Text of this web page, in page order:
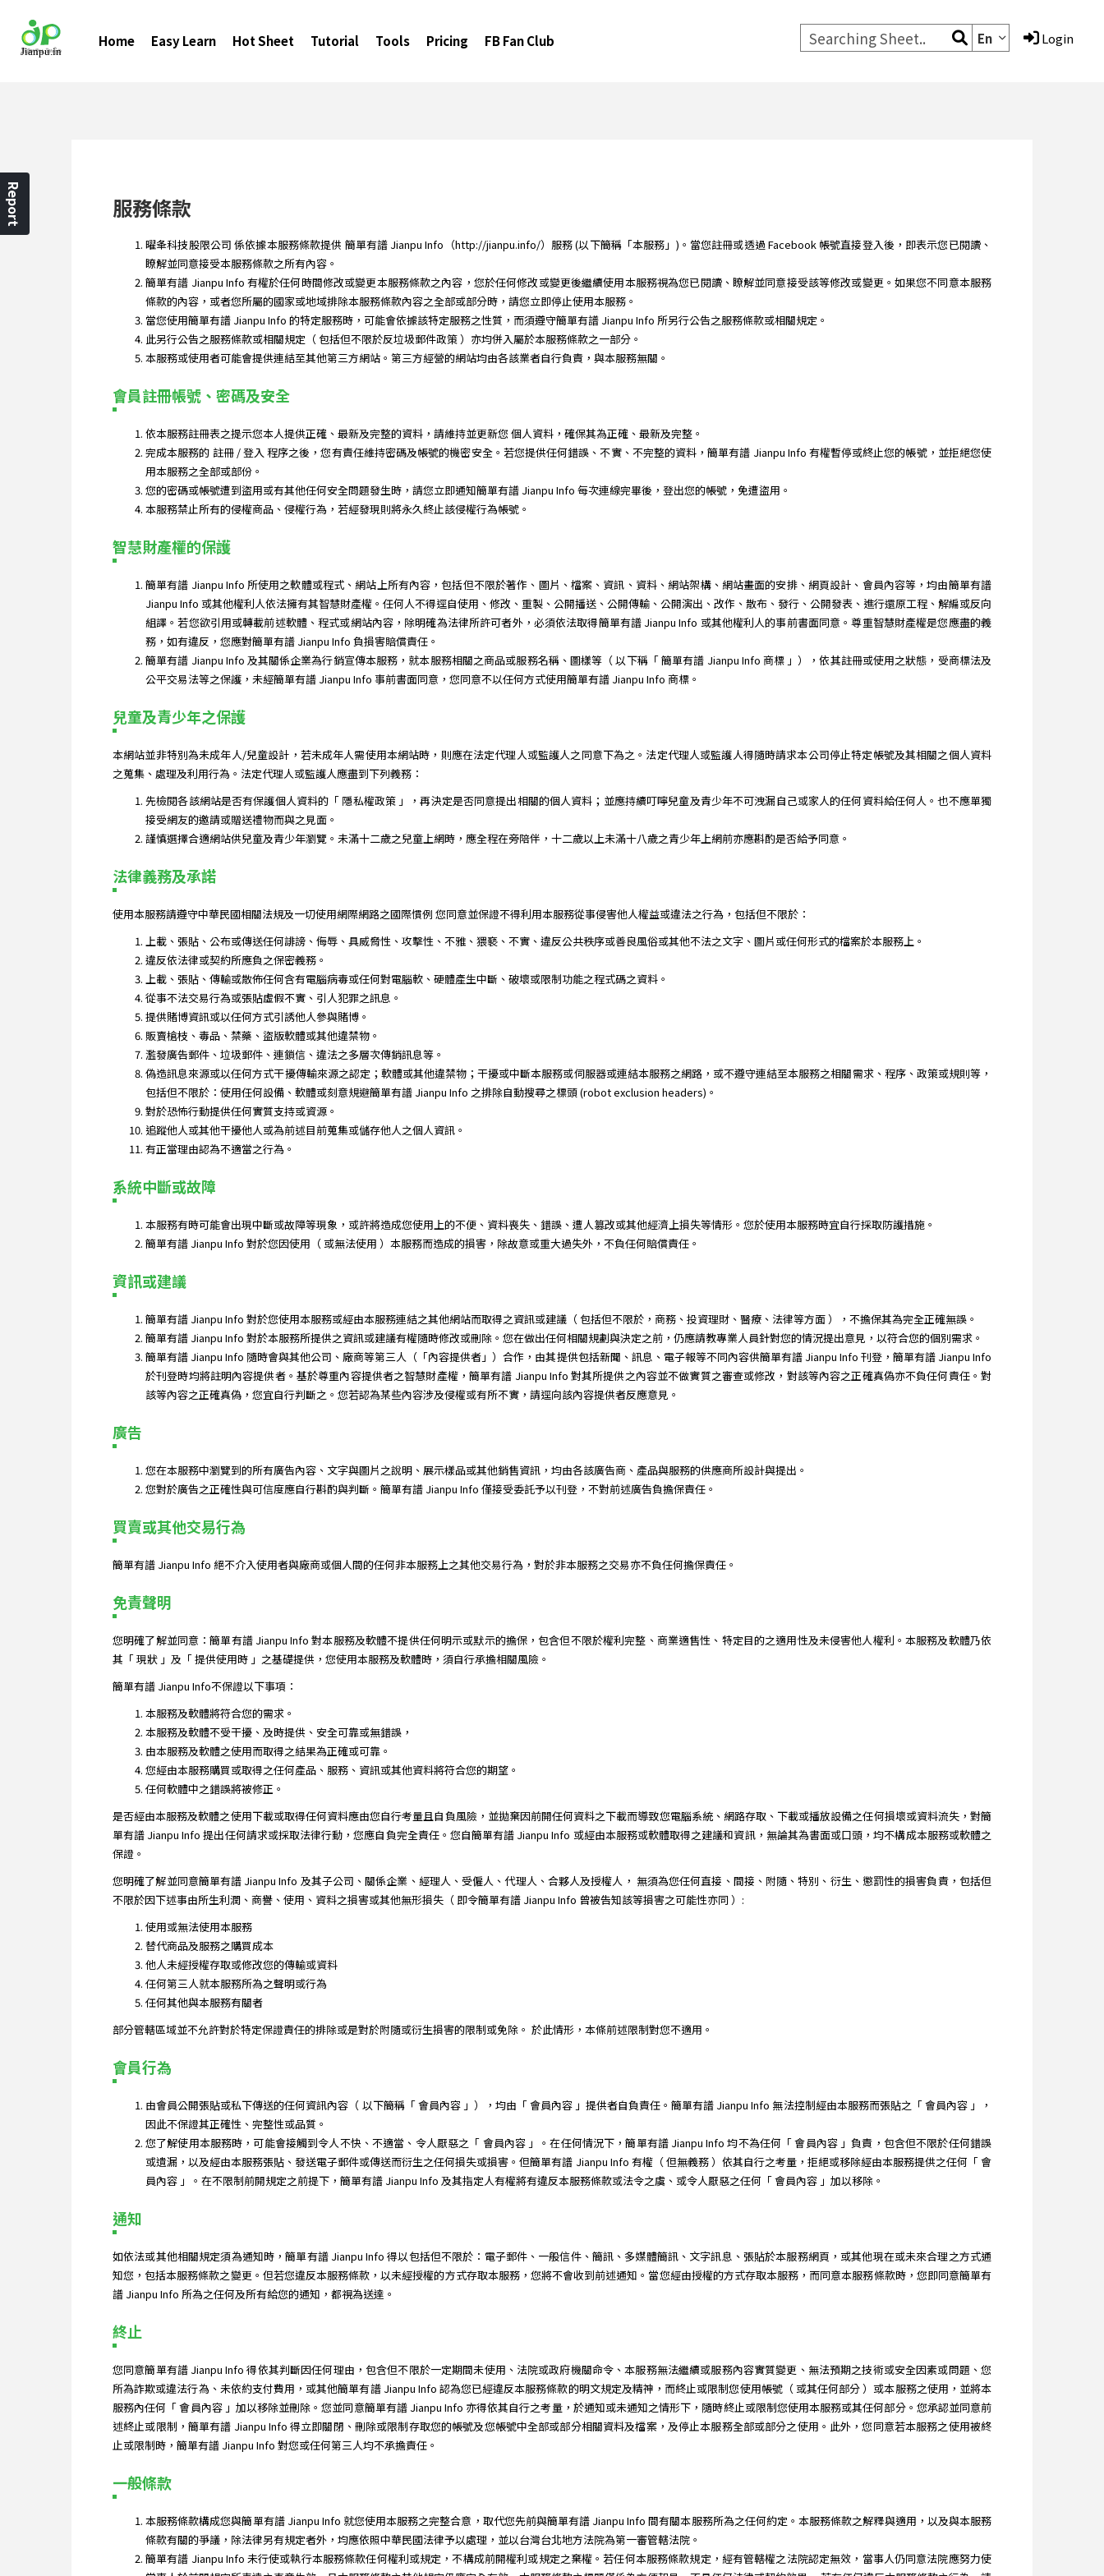
Home Easy Learn Hot Sheet Tutorial Tools Pricing FB Fan Club En Login
服務條款
曜夆科技股限公司 係依據本服務條款提供 簡單有譜 Jianpu Info（http://jianpu.info/）服務 (以下簡稱「本服務」)。當您註冊或透過 Facebook 帳號直接登入後，即表示您已閱讀、
瞭解並同意接受本服務條款之所有內容。
簡單有譜 Jianpu Info 有權於任何時間修改或變更本服務條款之內容，您於任何修改或變更後繼續使用本服務視為您已閱讀、瞭解並同意接受該等修改或變更。如果您不同意本服務
條款的內容，或者您所屬的國家或地域排除本服務條款內容之全部或部分時，請您立即停止使用本服務。
當您使用簡單有譜 Jianpu Info 的特定服務時，可能會依據該特定服務之性質，而須遵守簡單有譜 Jianpu Info 所另行公告之服務條款或相關規定。
此另行公告之服務條款或相關規定（ 包括但不限於反垃圾郵件政策 ）亦均併入屬於本服務條款之一部分。
本服務或使用者可能會提供連結至其他第三方網站。第三方經營的網站均由各該業者自行負責，與本服務無關。
會員註冊帳號、密碼及安全
依本服務註冊表之提示您本人提供正確、最新及完整的資料，請維持並更新您 個人資料，確保其為正確、最新及完整。
完成本服務的 註冊 / 登入 程序之後，您有責任維持密碼及帳號的機密安全。若您提供任何錯誤、不實、不完整的資料，簡單有譜 Jianpu Info 有權暫停或終止您的帳號，並拒絕您使
用本服務之全部或部份。
您的密碼或帳號遭到盜用或有其他任何安全問題發生時，請您立即通知簡單有譜 Jianpu Info 每次連線完畢後，登出您的帳號，免遭盜用。
本服務禁止所有的侵權商品、侵權行為，若經發現則將永久終止該侵權行為帳號。
智慧財產權的保護
簡單有譜 Jianpu Info 所使用之軟體或程式、網站上所有內容，包括但不限於著作、圖片、檔案、資訊、資料、網站架構、網站畫面的安排、網頁設計、會員內容等，均由簡單有譜
Jianpu Info 或其他權利人依法擁有其智慧財產權。任何人不得逕自使用、修改、重製、公開播送、公開傳輸、公開演出、改作、散布、發行、公開發表、進行還原工程、解編或反向
組譯。若您欲引用或轉載前述軟體、程式或網站內容，除明確為法律所許可者外，必須依法取得簡單有譜 Jianpu Info 或其他權利人的事前書面同意。尊重智慧財產權是您應盡的義
務，如有違反，您應對簡單有譜 Jianpu Info 負損害賠償責任。
簡單有譜 Jianpu Info 及其關係企業為行銷宣傳本服務，就本服務相關之商品或服務名稱、圖樣等（ 以下稱「 簡單有譜 Jianpu Info 商標 」），依其註冊或使用之狀態，受商標法及
公平交易法等之保護，未經簡單有譜 Jianpu Info 事前書面同意，您同意不以任何方式使用簡單有譜 Jianpu Info 商標。
兒童及青少年之保護
本網站並非特別為未成年人/兒童設計，若未成年人需使用本網站時，則應在法定代理人或監護人之同意下為之。法定代理人或監護人得隨時請求本公司停止特定帳號及其相關之個人資料
之蒐集、處理及利用行為。法定代理人或監護人應盡到下列義務：
先檢閱各該網站是否有保護個人資料的「 隱私權政策 」，再決定是否同意提出相關的個人資料；並應持續叮嚀兒童及青少年不可洩漏自己或家人的任何資料給任何人。也不應單獨
接受網友的邀請或贈送禮物而與之見面。
謹慎選擇合適網站供兒童及青少年瀏覽。未滿十二歲之兒童上網時，應全程在旁陪伴，十二歲以上未滿十八歲之青少年上網前亦應斟酌是否給予同意。
法律義務及承諾
使用本服務請遵守中華民國相關法規及一切使用網際網路之國際慣例 您同意並保證不得利用本服務從事侵害他人權益或違法之行為，包括但不限於：
上載、張貼、公布或傳送任何誹謗、侮辱、具威脅性、攻擊性、不雅、猥褻、不實、違反公共秩序或善良風俗或其他不法之文字、圖片或任何形式的檔案於本服務上。
違反依法律或契約所應負之保密義務。
上載、張貼、傳輸或散佈任何含有電腦病毒或任何對電腦軟、硬體產生中斷、破壞或限制功能之程式碼之資料。
從事不法交易行為或張貼虛假不實、引人犯罪之訊息。
提供賭博資訊或以任何方式引誘他人參與賭博。
販賣槍枝、毒品、禁藥、盜版軟體或其他違禁物。
濫發廣告郵件、垃圾郵件、連鎖信、違法之多層次傳銷訊息等。
偽造訊息來源或以任何方式干擾傳輸來源之認定；軟體或其他違禁物；干擾或中斷本服務或伺服器或連結本服務之網路，或不遵守連結至本服務之相關需求、程序、政策或規則等，
包括但不限於：使用任何設備、軟體或刻意規避簡單有譜 Jianpu Info 之排除自動搜尋之標頭 (robot exclusion headers)。
對於恐怖行動提供任何實質支持或資源。
追蹤他人或其他干擾他人或為前述目前蒐集或儲存他人之個人資訊。
有正當理由認為不適當之行為。
系統中斷或故障
本服務有時可能會出現中斷或故障等現象，或許將造成您使用上的不便、資料喪失、錯誤、遭人篡改或其他經濟上損失等情形。您於使用本服務時宜自行採取防護措施。
簡單有譜 Jianpu Info 對於您因使用（ 或無法使用 ）本服務而造成的損害，除故意或重大過失外，不負任何賠償責任。
資訊或建議
簡單有譜 Jianpu Info 對於您使用本服務或經由本服務連結之其他網站而取得之資訊或建議（ 包括但不限於，商務、投資理財、醫療、法律等方面 ），不擔保其為完全正確無誤。
簡單有譜 Jianpu Info 對於本服務所提供之資訊或建議有權隨時修改或刪除。您在做出任何相關規劃與決定之前，仍應請教專業人員針對您的情況提出意見，以符合您的個別需求。
簡單有譜 Jianpu Info 隨時會與其他公司、廠商等第三人（「內容提供者」）合作，由其提供包括新聞、訊息、電子報等不同內容供簡單有譜 Jianpu Info 刊登，簡單有譜 Jianpu Info
於刊登時均將註明內容提供者。基於尊重內容提供者之智慧財產權，簡單有譜 Jianpu Info 對其所提供之內容並不做實質之審查或修改，對該等內容之正確真偽亦不負任何責任。對
該等內容之正確真偽，您宜自行判斷之。您若認為某些內容涉及侵權或有所不實，請逕向該內容提供者反應意見。
廣告
您在本服務中瀏覽到的所有廣告內容、文字與圖片之說明、展示樣品或其他銷售資訊，均由各該廣告商、產品與服務的供應商所設計與提出。
您對於廣告之正確性與可信度應自行斟酌與判斷。簡單有譜 Jianpu Info 僅接受委託予以刊登，不對前述廣告負擔保責任。
買賣或其他交易行為
簡單有譜 Jianpu Info 絕不介入使用者與廠商或個人間的任何非本服務上之其他交易行為，對於非本服務之交易亦不負任何擔保責任。
免責聲明
您明確了解並同意：簡單有譜 Jianpu Info 對本服務及軟體不提供任何明示或默示的擔保，包含但不限於權利完整、商業適售性、特定目的之適用性及未侵害他人權利。本服務及軟體乃依
其「 現狀 」及「 提供使用時 」之基礎提供，您使用本服務及軟體時，須自行承擔相關風險。
簡單有譜 Jianpu Info不保證以下事項：
本服務及軟體將符合您的需求。
本服務及軟體不受干擾、及時提供、安全可靠或無錯誤，
由本服務及軟體之使用而取得之結果為正確或可靠。
您經由本服務購買或取得之任何產品、服務、資訊或其他資料將符合您的期望。
任何軟體中之錯誤將被修正。
是否經由本服務及軟體之使用下載或取得任何資料應由您自行考量且自負風險，並拋棄因前開任何資料之下載而導致您電腦系統、網路存取、下載或播放設備之任何損壞或資料流失，對簡
單有譜 Jianpu Info 提出任何請求或採取法律行動，您應自負完全責任。您自簡單有譜 Jianpu Info 或經由本服務或軟體取得之建議和資訊，無論其為書面或口頭，均不構成本服務或軟體之
保證。
您明確了解並同意簡單有譜 Jianpu Info 及其子公司、關係企業、經理人、受僱人、代理人、合夥人及授權人， 無須為您任何直接、間接、附隨、特別、衍生、懲罰性的損害負責，包括但
不限於因下述事由所生利潤、商譽、使用、資料之損害或其他無形損失（ 即令簡單有譜 Jianpu Info 曾被告知該等損害之可能性亦同 ）:
使用或無法使用本服務
替代商品及服務之購買成本
他人未經授權存取或修改您的傳輸或資料
任何第三人就本服務所為之聲明或行為
任何其他與本服務有關者
部分管轄區域並不允許對於特定保證責任的排除或是對於附隨或衍生損害的限制或免除。 於此情形，本條前述限制對您不適用。
會員行為
由會員公開張貼或私下傳送的任何資訊內容（ 以下簡稱「 會員內容 」），均由「 會員內容 」提供者自負責任。簡單有譜 Jianpu Info 無法控制經由本服務而張貼之「 會員內容 」，
因此不保證其正確性、完整性或品質。
您了解使用本服務時，可能會接觸到令人不快、不適當、令人厭惡之「 會員內容 」。在任何情況下，簡單有譜 Jianpu Info 均不為任何「 會員內容 」負責，包含但不限於任何錯誤
或遺漏，以及經由本服務張貼、發送電子郵件或傳送而衍生之任何損失或損害。但簡單有譜 Jianpu Info 有權（ 但無義務 ）依其自行之考量，拒絕或移除經由本服務提供之任何「 會
員內容 」。在不限制前開規定之前提下，簡單有譜 Jianpu Info 及其指定人有權將有違反本服務條款或法令之虞、或令人厭惡之任何「 會員內容 」加以移除。
通知
如依法或其他相關規定須為通知時，簡單有譜 Jianpu Info 得以包括但不限於：電子郵件、一般信件、簡訊、多媒體簡訊、文字訊息、張貼於本服務網頁，或其他現在或未來合理之方式通
知您，包括本服務條款之變更。但若您違反本服務條款，以未經授權的方式存取本服務，您將不會收到前述通知。當您經由授權的方式存取本服務，而同意本服務條款時，您即同意簡單有
譜 Jianpu Info 所為之任何及所有給您的通知，都視為送達。
終止
您同意簡單有譜 Jianpu Info 得依其判斷因任何理由，包含但不限於一定期間未使用、法院或政府機關命令、本服務無法繼續或服務內容實質變更、無法預期之技術或安全因素或問題、您
所為詐欺或違法行為、未依約支付費用，或其他簡單有譜 Jianpu Info 認為您已經違反本服務條款的明文規定及精神，而終止或限制您使用帳號（ 或其任何部分 ）或本服務之使用，並將本
服務內任何「 會員內容 」加以移除並刪除。您並同意簡單有譜 Jianpu Info 亦得依其自行之考量，於通知或未通知之情形下，隨時終止或限制您使用本服務或其任何部分。您承認並同意前
述終止或限制，簡單有譜 Jianpu Info 得立即關閉、刪除或限制存取您的帳號及您帳號中全部或部分相關資料及檔案，及停止本服務全部或部分之使用。此外，您同意若本服務之使用被終
止或限制時，簡單有譜 Jianpu Info 對您或任何第三人均不承擔責任。
一般條款
本服務條款構成您與簡單有譜 Jianpu Info 就您使用本服務之完整合意，取代您先前與簡單有譜 Jianpu Info 間有關本服務所為之任何約定。本服務條款之解釋與適用，以及與本服務
條款有關的爭議，除法律另有規定者外，均應依照中華民國法律予以處理，並以台灣台北地方法院為第一審管轄法院。
簡單有譜 Jianpu Info 未行使或執行本服務條款任何權利或規定，不構成前開權利或規定之棄權。若任何本服務條款規定，經有管轄權之法院認定無效，當事人仍同意法院應努力使
Report